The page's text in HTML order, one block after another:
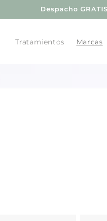
Despacho
Tratamientos Marcas